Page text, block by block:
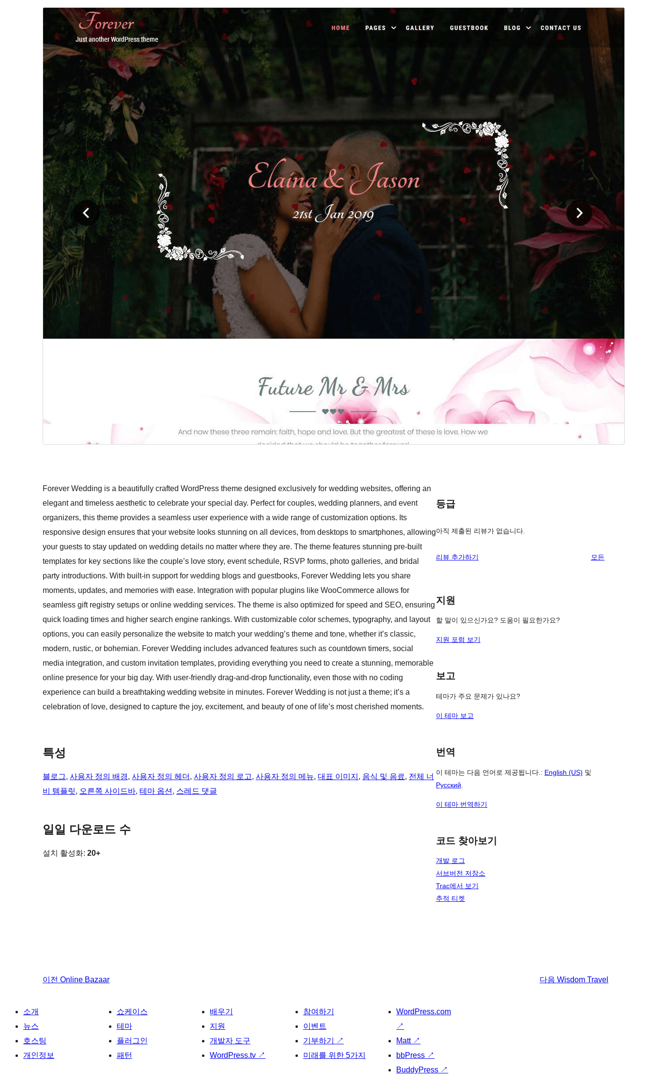
2026-03-17
20+
Forever Wedding is a beautifully crafted WordPress theme designed exclusively for wedding websites, offering an
elegant and timeless aesthetic to celebrate your special day. Perfect for couples, wedding planners, and event
organizers, this theme provides a seamless user experience with a wide range of customization options. Its
responsive design ensures that your website looks stunning on all devices, from desktops to smartphones, allowing
your guests to stay updated on wedding details no matter where they are. The theme features stunning pre-built
templates for key sections like the couple’s love story, event schedule, RSVP forms, photo galleries, and bridal
party introductions. With built-in support for wedding blogs and guestbooks, Forever Wedding lets you share
moments, updates, and memories with ease. Integration with popular plugins like WooCommerce allows for
seamless gift registry setups or online wedding services. The theme is also optimized for speed and SEO, ensuring
quick loading times and higher search engine rankings. With customizable color schemes, typography, and layout
options, you can easily personalize the website to match your wedding’s theme and tone, whether it’s classic,
modern, rustic, or bohemian. Forever Wedding includes advanced features such as countdown timers, social
media integration, and custom invitation templates, providing everything you need to create a stunning, memorable
online presence for your big day. With user-friendly drag-and-drop functionality, even those with no coding
experience can build a breathtaking wedding website in minutes. Forever Wedding is not just a theme; it’s a
celebration of love, designed to capture the joy, excitement, and beauty of one of life’s most cherished moments.
특성
블로그, 사용자 정의 배경, 사용자 정의 헤더 , 사용자 정의 로고, 사용자 정의 메뉴, 대표 이미지 , 음식 및 음료, 전체 너
비 템플릿, 오른쪽 사이드바, 테마 옵션 , 스레드 댓글
일일 다운로드 수
설치 활성화: 20+
등급
아직 제출된 리뷰가 없습니다.
리뷰 추가하기 모든
지원
할 말이 있으신가요? 도움이 필요한가요?
지원 포럼 보기
보고
테마가 주요 문제가 있나요?
이 테마 보고
번역
이 테마는 다음 언어로 제공됩니다.: English (US) 및
Русский
이 테마 번역하기
코드 찾아보기
개발 로그
서브버전 저장소
Trac에서 보기
추적 티켓
이전 Online Bazaar 다음 Wisdom Travel
소개
뉴스
호스팅
개인정보
쇼케이스
테마
플러그인
패턴
배우기
지원
개발자 도구
WordPress.tv ↗
참여하기
이벤트
기부하기
↗
미래를 위한 5가지
WordPress.com
↗
Matt ↗
bbPress ↗
BuddyPress ↗